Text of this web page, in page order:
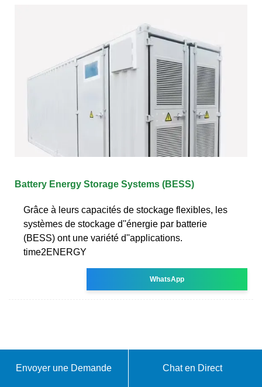
Battery Energy Storage Systems (BESS)
Grâce à leurs capacités de stockage flexibles, les
systèmes de stockage d''énergie par batterie
(BESS) ont une variété d''applications.
time2ENERGY
WhatsApp
Envoyer une Demande Chat en Direct